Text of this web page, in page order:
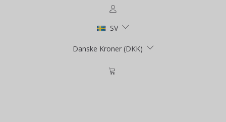
SV
Danske Kroner (DKK)